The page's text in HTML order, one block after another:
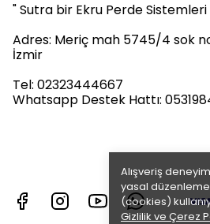
Alışveriş
yasal
(cookies)
Gizlilik ve Çerez
" Sutra bir Ekru Perde Sistemleri
Adres: Meriç mah 5745/4 sok
İzmir
Tel: 02323444667
Whatsapp Destek Hattı: